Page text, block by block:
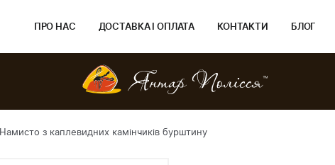
ПРО НАС ДОСТАВКА І ОПЛАТА КОНТАКТИ БЛОГ
Намисто з каплевидних камінчиків бурштину